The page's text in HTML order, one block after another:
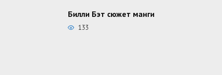
Билли Бэт сюжет манги
133